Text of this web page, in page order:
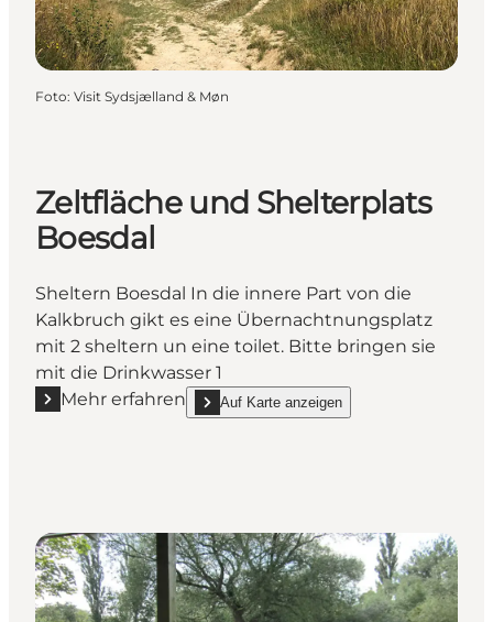
Foto: Visit Sydsjælland & Møn
Zeltfläche und Shelterplats
Boesdal
Sheltern Boesdal In die innere Part von die
Kalkbruch gikt es eine Übernachtnungsplatz
mit 2 sheltern un eine toilet. Bitte bringen sie
mit die Drinkwasser 1
Mehr erfahren
Mehr erfahren "Zeltfläche und Shelterplats Boesdal"
Auf Karte anzeigen
show Zeltfläche und Shelterplats Boesdal